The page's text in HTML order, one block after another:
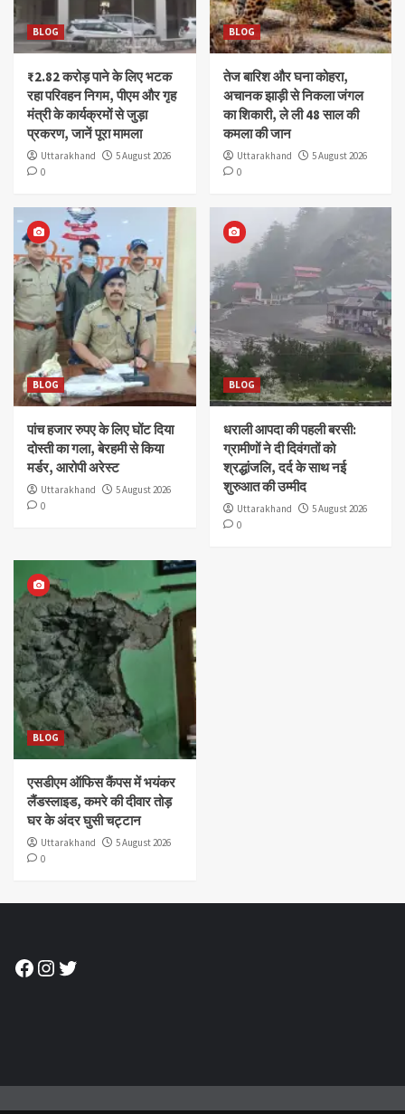
BLOG
₹2.82 करोड़ पाने के लिए भटक
रहा परिवहन निगम, पीएम और गृह
मंत्री के कार्यक्रमों से जुड़ा
प्रकरण, जानें पूरा मामला
Uttarakhand
5 August 2026
0
BLOG
तेज बारिश और घना कोहरा,
अचानक झाड़ी से निकला जंगल
का शिकारी, ले ली 48 साल की
कमला की जान
Uttarakhand
5 August 2026
0
BLOG
पांच हजार रुपए के लिए घोंट दिया
दोस्ती का गला, बेरहमी से किया
मर्डर, आरोपी अरेस्ट
Uttarakhand
5 August 2026
0
BLOG
धराली आपदा की पहली बरसी:
ग्रामीणों ने दी दिवंगतों को
श्रद्धांजलि, दर्द के साथ नई
शुरुआत की उम्मीद
Uttarakhand
5 August 2026
0
BLOG
एसडीएम ऑफिस कैंपस में भयंकर
लैंडस्लाइड, कमरे की दीवार तोड़
घर के अंदर घुसी चट्टान
Uttarakhand
5 August 2026
0
Facebook
Instagram
Twitter